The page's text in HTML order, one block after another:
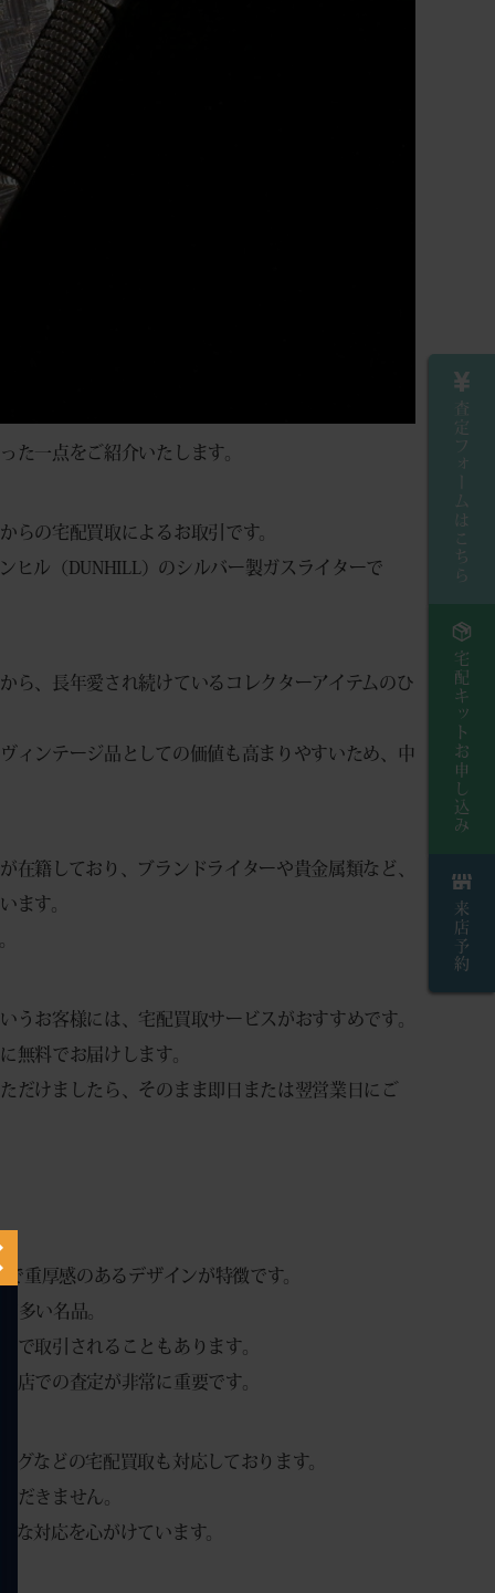
た一点をご紹介いたします。
らの宅配買取によるお取引です。
ヒル（DUNHILL）のシルバー製ガスライターで
ら、長年愛され続けているコレクターアイテムのひ
ィンテージ品としての価値も高まりやすいため、中
在籍しており、ブランドライターや貴金属類など、
ます。
うお客様には、宅配買取サービスがおすすめです。
無料でお届けします。
だけましたら、そのまま即日または翌営業日にご
重厚感のあるデザインが特徴です。
多い名品。
で取引されることもあります。
店での査定が非常に重要です。
グなどの宅配買取も対応しております。
だきません。
な対応を心がけています。
査定フォームはこちら
宅配キットお申し込み
来店予約